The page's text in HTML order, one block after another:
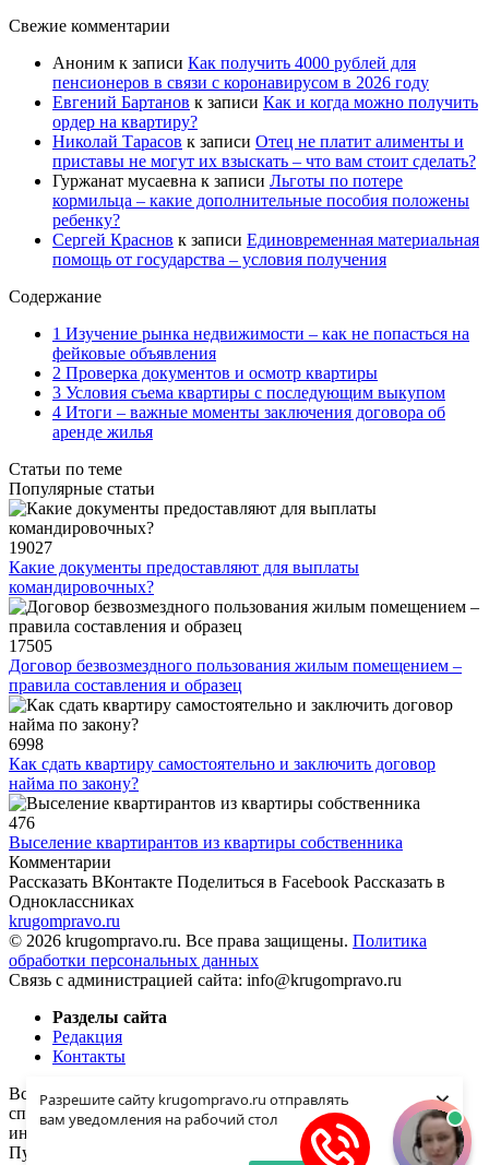
Разрешите сайту krugompravo.ru отправлять
вам уведомления на рабочий стол
×
Свежие комментарии
Аноним к записи Как получить 4000 рублей для
пенсионеров в связи с коронавирусом в 2026 году
Евгений Бартанов к записи Как и когда можно получить
ордер на квартиру?
Николай Тарасов к записи Отец не платит алименты и
приставы не могут их взыскать – что вам стоит сделать?
Гуржанат мусаевна к записи Льготы по потере
кормильца – какие дополнительные пособия положены
ребенку?
Сергей Краснов к записи Единовременная материальная
помощь от государства – условия получения
Содержание
1 Изучение рынка недвижимости – как не попасться на
фейковые объявления
2 Проверка документов и осмотр квартиры
3 Условия съема квартиры с последующим выкупом
4 Итоги – важные моменты заключения договора об
аренде жилья
Статьи по теме
Популярные статьи
19027
Какие документы предоставляют для выплаты
командировочных?
17505
Договор безвозмездного пользования жилым помещением –
правила составления и образец
6998
Как сдать квартиру самостоятельно и заключить договор
найма по закону?
476
Выселение квартирантов из квартиры собственника
Комментарии
Рассказать ВКонтакте Поделиться в Facebook Рассказать в
Одноклассниках
krugompravo.ru
© 2026 krugompravo.ru. Все права защищены. Политика
обработки персональных данных
Связь с администрацией сайта: info@krugompravo.ru
Разделы сайта
Редакция
Контакты
Все материалы сайта KRUGOMPRAVO.RU написаны
специально для данного веб-ресурса и являются
интеллектуальной собственностью администратора сайта.
Публикация материалов сайта на Вашем сайте возможна